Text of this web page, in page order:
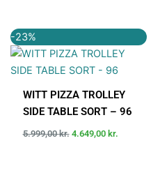
-23%
WITT PIZZA TROLLEY
SIDE TABLE SORT – 96
5.999,00kr.
oprindelige
pris
var:
4.649,00 kr.
aktuelle
pris
er: